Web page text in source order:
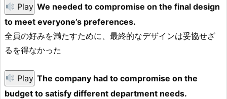
Play We needed to compromise on the final design
to meet everyone’s preferences.
全員の好みを満たすために、最終的なデザインは妥協せざ
るを得なかった
Play The company had to compromise on the
budget to satisfy different department needs.